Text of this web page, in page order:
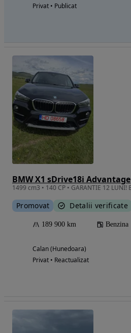
Privat • Publicat
BMW X1 sDrive18i Advantage
Promovat Detalii verificate
189 900 km Benzina
Calan (Hunedoara)
Privat • Reactualizat